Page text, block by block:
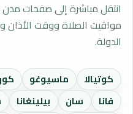
انتقل مباشرة إلى صفحات
مواقيت الصلاة ووقت الأذان
الدولة.
كوتيالا ماسيوغو
فانا
سان بيلينغانا